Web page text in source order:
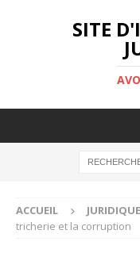
SITE
ACCUEIL JURIDIQUE
tricherie et la corruption